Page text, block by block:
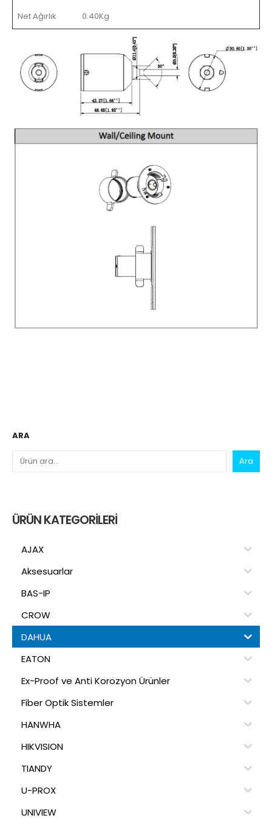
Net Ağırlık 0.40Kg
ARA
Ara
ÜRÜN KATEGORILERI
AJAX
Aksesuarlar
BAS-IP
CROW
DAHUA
EATON
Ex-Proof ve Anti Korozyon Ürünler
Fiber Optik Sistemler
HANWHA
HIKVISION
TIANDY
U-PROX
UNIVIEW